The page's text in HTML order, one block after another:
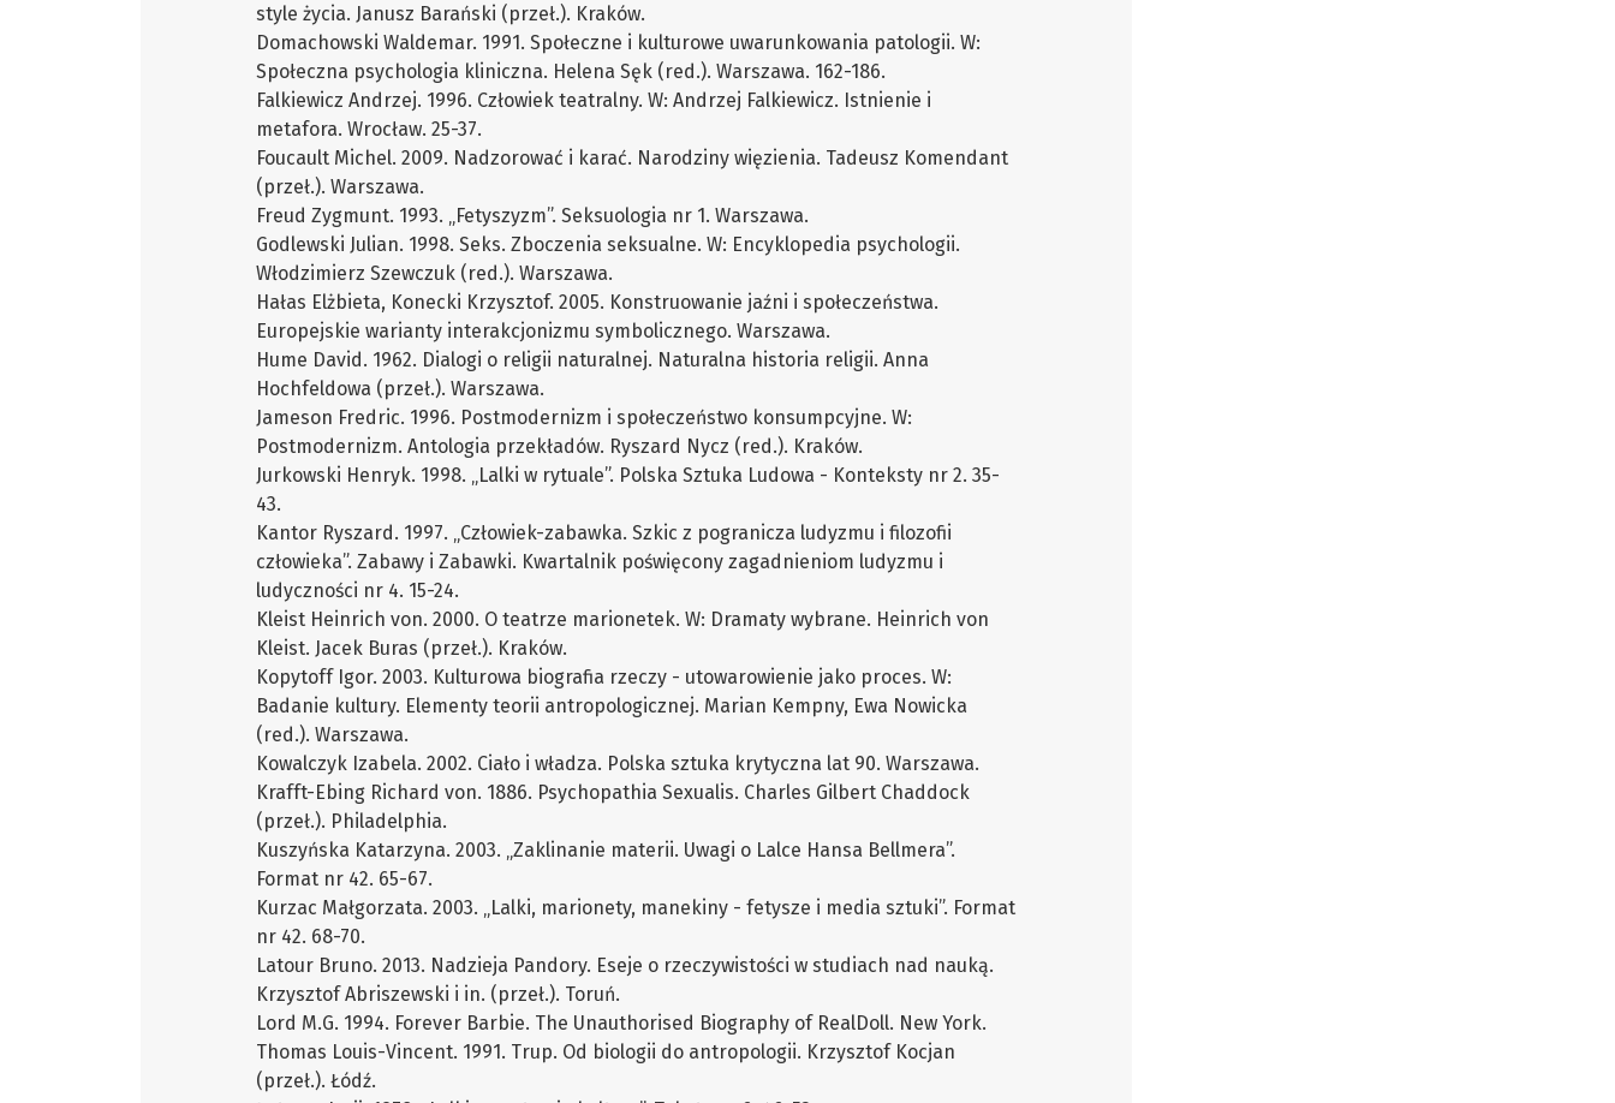
style życia. Janusz Barański (przeł.). Kraków.
Domachowski Waldemar. 1991. Społeczne i kulturowe uwarunkowania patologii. W:
Społeczna psychologia kliniczna. Helena Sęk (red.). Warszawa. 162-186.
Falkiewicz Andrzej. 1996. Człowiek teatralny. W: Andrzej Falkiewicz. Istnienie i
metafora. Wrocław. 25-37.
Foucault Michel. 2009. Nadzorować i karać. Narodziny więzienia. Tadeusz Komendant
(przeł.). Warszawa.
Freud Zygmunt. 1993. „Fetyszyzm”. Seksuologia nr 1. Warszawa.
Godlewski Julian. 1998. Seks. Zboczenia seksualne. W: Encyklopedia psychologii.
Włodzimierz Szewczuk (red.). Warszawa.
Hałas Elżbieta, Konecki Krzysztof. 2005. Konstruowanie jaźni i społeczeństwa.
Europejskie warianty interakcjonizmu symbolicznego. Warszawa.
Hume David. 1962. Dialogi o religii naturalnej. Naturalna historia religii. Anna
Hochfeldowa (przeł.). Warszawa.
Jameson Fredric. 1996. Postmodernizm i społeczeństwo konsumpcyjne. W:
Postmodernizm. Antologia przekładów. Ryszard Nycz (red.). Kraków.
Jurkowski Henryk. 1998. „Lalki w rytuale”. Polska Sztuka Ludowa - Konteksty nr 2. 35-
43.
Kantor Ryszard. 1997. „Człowiek-zabawka. Szkic z pogranicza ludyzmu i filozofii
człowieka”. Zabawy i Zabawki. Kwartalnik poświęcony zagadnieniom ludyzmu i
ludyczności nr 4. 15-24.
Kleist Heinrich von. 2000. O teatrze marionetek. W: Dramaty wybrane. Heinrich von
Kleist. Jacek Buras (przeł.). Kraków.
Kopytoff Igor. 2003. Kulturowa biografia rzeczy - utowarowienie jako proces. W:
Badanie kultury. Elementy teorii antropologicznej. Marian Kempny, Ewa Nowicka
(red.). Warszawa.
Kowalczyk Izabela. 2002. Ciało i władza. Polska sztuka krytyczna lat 90. Warszawa.
Krafft-Ebing Richard von. 1886. Psychopathia Sexualis. Charles Gilbert Chaddock
(przeł.). Philadelphia.
Kuszyńska Katarzyna. 2003. „Zaklinanie materii. Uwagi o Lalce Hansa Bellmera”.
Format nr 42. 65-67.
Kurzac Małgorzata. 2003. „Lalki, marionety, manekiny - fetysze i media sztuki”. Format
nr 42. 68-70.
Latour Bruno. 2013. Nadzieja Pandory. Eseje o rzeczywistości w studiach nad nauką.
Krzysztof Abriszewski i in. (przeł.). Toruń.
Lord M.G. 1994. Forever Barbie. The Unauthorised Biography of RealDoll. New York.
Thomas Louis-Vincent. 1991. Trup. Od biologii do antropologii. Krzysztof Kocjan
(przeł.). Łódź.